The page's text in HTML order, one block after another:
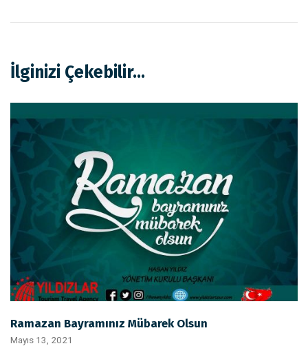
İlginizi Çekebilir...
Ramazan Bayramınız Mübarek Olsun
Mayıs 13, 2021